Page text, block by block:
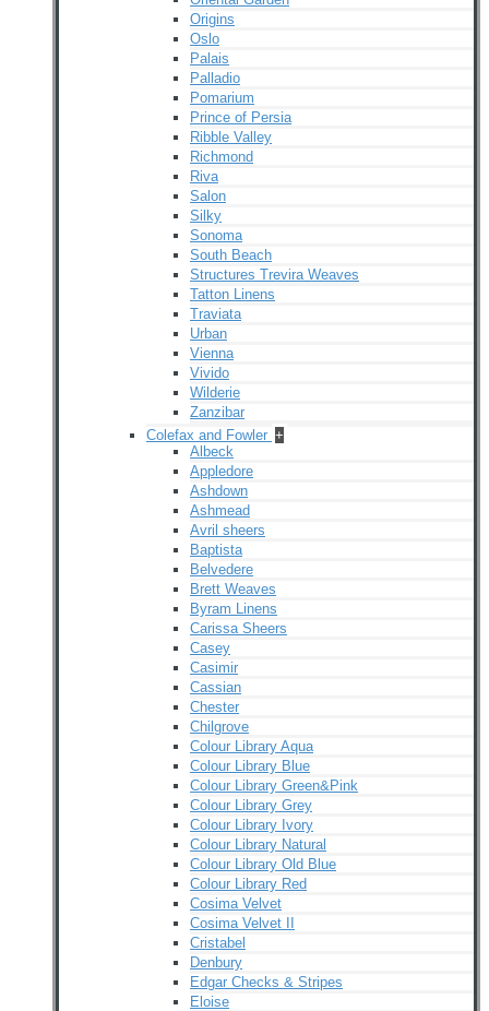
Origins
Oslo
Palais
Palladio
Pomarium
Prince of Persia
Ribble Valley
Richmond
Riva
Salon
Silky
Sonoma
South Beach
Structures Trevira Weaves
Tatton Linens
Traviata
Urban
Vienna
Vivido
Wilderie
Zanzibar
Colefax and Fowler +
Albeck
Appledore
Ashdown
Ashmead
Avril sheers
Baptista
Belvedere
Brett Weaves
Byram Linens
Carissa Sheers
Casey
Casimir
Cassian
Chester
Chilgrove
Colour Library Aqua
Colour Library Blue
Colour Library Green&Pink
Colour Library Grey
Colour Library Ivory
Colour Library Natural
Colour Library Old Blue
Colour Library Red
Cosima Velvet
Cosima Velvet II
Cristabel
Denbury
Edgar Checks & Stripes
Eloise